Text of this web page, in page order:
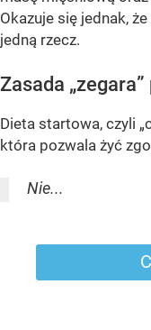
Okazuje się jednak,
jedną rzecz.
Zasada
Dieta startowa, czyli
która pozwala żyć
Nie...